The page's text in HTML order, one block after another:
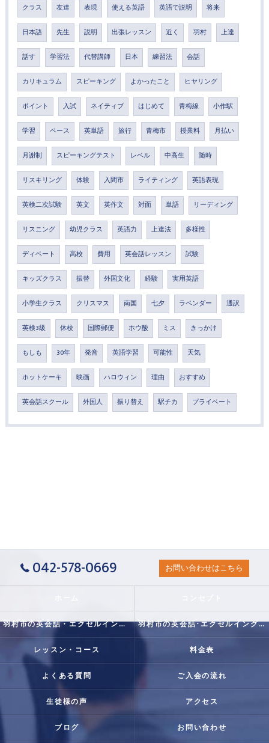
クラス 友達 表現 使える英語 英語で説明 将来
日本語 先生 説明 出張レッスン 近く 羽村 上達
話す 学習法 代替講師 日本 練習法 会話
カリキュラム スピーキング よかったこと ヒヤリング
ポイント 入試 ネイティブ はじめて 青梅線 小作駅
学習 ペース 英単語 旅行 青梅市 授業料 月払い
月謝制 スピーキングテスト レベル 中高生 随時
リスキリング 体験 入間市 ライティング 英語表現
英検二次試験 英文 英作文 対面 単語 リーディング
リスニング 幼児クラス 英語力 上達法 多様性
ディベート 高校 費用 英会話レッスン 試験
キッズクラス 振替 外国文化 経験 実用英語
小学生クラス クリスマス 南国 七夕 ラベンダー 通訳
英検3級 休校 国際郵便 ホウ酸 ミス きっかけ
もしも 30年 発音 英語学習 可能性 天気
ホットケーキ 映画 ハロウィン 理由 おすすめ
英会話スクール 外国人 振り替え 駅チカ プライベート
042-578-0669 お問い合わせはこちら
羽村市の英会話・エクセルイングリッシュクラブの口コミ情報 羽村市の英会話･エクセルイングリッシュクラブの評判
レッスン・コース 料金表
よくある質問 ご入会の流れ
生徒様の声 アクセス
ブログ お問い合わせ